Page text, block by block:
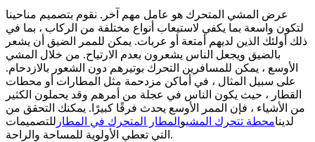
عرض المشي المتحرك هو عامل مهم آخر. نقوم بتصميم مناحينا
لتكون واسعة بما يكفي لاستيعاب أنواع مختلفة من الركاب ، بما في
ذلك أولئك الذين لديهم أمتعة أو عربات. يمكن للممر الضيق أن يشعر
بالضيق ويجعل الناس يشعرون بعدم الارتياح. من خلال المشي
الأوسع ، يمكن للمسافرين التحرك بوتيرهم دون الشعور بالازدحام.
على سبيل المثال ، في أماكن مزدحمة مثل المطارات أو محطات
القطار ، حيث يكون الناس في عجلة من أمرهم وقد يحملون الكثير
من الأشياء ، فإن الممر الأوسع يحدث فرقًا كبيرًا. يمكنك التحقق من
لدينامحطة تتحرك المشيو المطار المتحرك في المطار للتصميمات
التي تعطي الأولوية للمساحة والراحة.